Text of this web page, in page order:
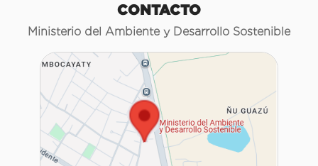
CONTACTO
Ministerio del Ambiente y Desarrollo Sostenible